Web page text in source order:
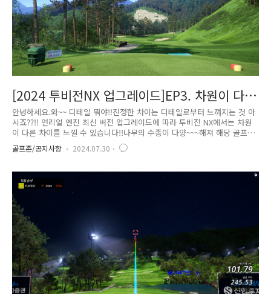
[2024 투비전NX 업그레이드]EP3. 차원이 다른
차이_코스퀄리티
안녕하세요.와~~ 디테일 뭐야!!진정한 차이는 디테일로부터 느껴지는 것 아
시죠??!! 언리얼 엔진 최신 버전 업그레이드에 따라 투비전 NX에서는 차원
이 다른 차이를 느낄 수 있습니다!!나무의 수종이 다양~~~해져 해당 골프
장에서 볼 수 있는 나무를 더욱 풍부하게 구현하였습니다!!! 코스의 조경을
더욱 디테일하고 다양하게 담았습니다~~~ 그리고 코스 잔디와 경계라인의
니라, 투비전 NX에서 추가된 카메라 연출 보셨을까요?? 마치 골프 대회의
카메라 연출처럼!! 공을 보여주는 카메라 연출을 보실 수 있으실 텐데요.
샷이 좋을 때!! 추가된 카메라 연출을 보실 수 있습니다~~~ 어떤 순간에 나
오는지 궁금하시죠??? 투비전 NX에서 확인해 ..
골프존/공지사항 2024.07.30